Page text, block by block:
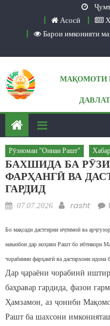
Асосӣ
Барои имконияти
МАҚОМОТИ
Рӯзномаи "Оинаи Рашт"
БАХШИДА БА
ФАРҲАНГӢ ВА
ГАРДИД
Posted on
07.07.2026 Author
rasht
Бо мақсади дастгирии иҷтимоӣ ва
маъюбон дар ноҳияи Рашт бо ибтикори
чорабинии фарҳангӣ ва дастархони идона
Дар ҷараёни чорабинӣ
баҳравар гардида, фазои
Ҳамзамон, аз ҷониби
Рашт ба шахсони